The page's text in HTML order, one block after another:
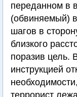
переданном в
(обвиняемый)
шагов в
близкого
поразив цель.
инструкцией
террорист